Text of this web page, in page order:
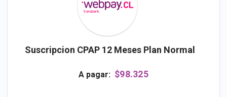
Suscripcion CPAP 12 Meses Plan Normal
A pagar: $98.325